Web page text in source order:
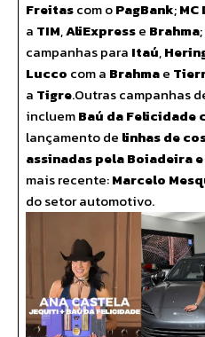
Freitascom oPagBank;
a TIM,AliExpresse Brahma;
campanhas para Itaú,
Lucco com a Brahmae
a Tigre.Outras campanhas
incluemBaú da Felicidade
lançamento de linhas de
assinadas pela Boiadeira
mais recente:Marcelo
do setor automotivo.